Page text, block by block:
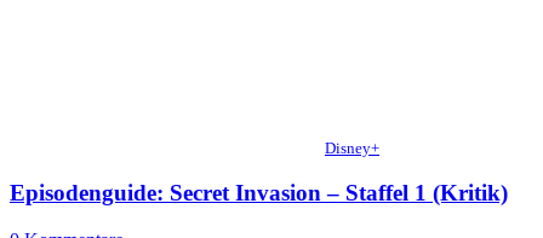
Disney+
Episodenguide: Secret Invasion – Staffel 1 (Kritik)